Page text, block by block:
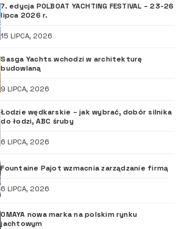
7. edycja POLBOAT YACHTING FESTIVAL – 23-26
lipca 2026 r.
15 LIPCA, 2026
Sasga Yachts wchodzi w architekturę
budowlaną
9 LIPCA, 2026
Łodzie wędkarskie – jak wybrać, dobór silnika
do łodzi, ABC śruby
6 LIPCA, 2026
Fountaine Pajot wzmacnia zarządzanie firmą
6 LIPCA, 2026
OMAYA nowa marka na polskim rynku
jachtowym